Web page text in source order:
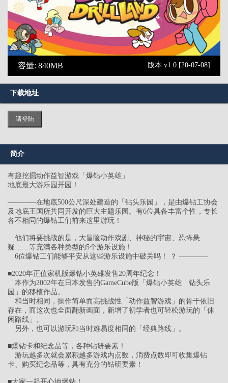
容量: 840MB 版本 v1.0 [20-07-08]
下载地址
请登陆
简介
有趣挖掘动作益智游戏「爆钻小英雄」
地底最大游乐园开园！
――――在地底500公尺深处建造的「钻头乐园」，是由爆钻工协会
及地底王国所共同开发的巨大主题乐园。有6位具备丰富个性，专长
各不相同的爆钻工们前来这里游玩！
他们将要挑战的是，大冒险动作戏剧、神秘的宇宙、恐怖悬
疑……等充满各种类型的5个游乐设施！
6位爆钻工们能够平安从这些游乐设施中破关吗！ ？ ――――
■2020年正值家机版爆钻小英雄发售20周年纪念！
本作为2002年在日本发售的GameCube版「爆钻小英雄 钻头乐
园」的移植作品。
和当时相同，操作简单而高挑战性「动作益智游戏」的骨干依旧
存在，而这次也全面翻新画面，新增了初学者也可轻松游玩的「休
闲路线」。
另外，也可以游玩和当时难易度相同的「经典路线」。
■爆钻卡和纪念品等，各种钻研要素！
游玩越多次就会累积越多游戏内点数，消费点数即可收集爆钻
卡、购买纪念品等，具有充分的钻研要素！